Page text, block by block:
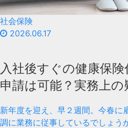
社会保険
2026.06.17
入社後すぐの健康保
申請は可能？実務上の
新年度を迎え、早２週間。今春に
調に業務に従事しているでしょう